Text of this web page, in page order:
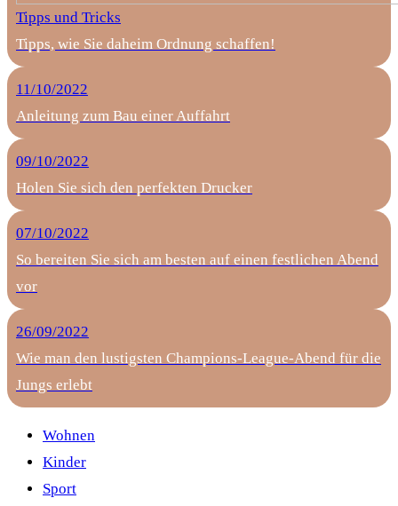
Tipps und Tricks
Tipps, wie Sie daheim Ordnung schaffen!
11/10/2022
Anleitung zum Bau einer Auffahrt
09/10/2022
Holen Sie sich den perfekten Drucker
07/10/2022
So bereiten Sie sich am besten auf einen festlichen Abend
vor
26/09/2022
Wie man den lustigsten Champions-League-Abend für die
Jungs erlebt
Wohnen
Kinder
Sport